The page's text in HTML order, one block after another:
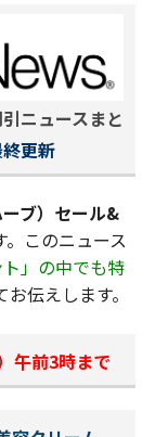
ニュースまと
更新
ブ）セール&
このニュース
」の中でも特
お伝えします。
午前3時まで